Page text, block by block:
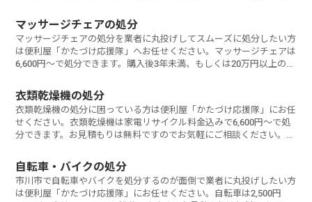
マッサージチェアの処分
マッサージチェアの処分を業者に丸投げしてスムーズに処分したい方
は便利屋「かたづけ応援隊」へお任せください。マッサージチェアは
6,600円～で処分できます。購入後3年未満、もしくは20万円以上のマ
衣類乾燥機の処分
衣類乾燥機の処分に困っている方は便利屋「かたづけ応援隊」にお任
せください。衣類乾燥機は家電リサイクル料金込みで6,600円～で処
分できます。お見積もりは無料ですのでお気軽にご相談ください。
自転車・バイクの処分
市川市で自転車やバイクを処分するのが面倒で業者に丸投げしたい方
は便利屋「かたづけ応援隊」にお任せください。自転車は2,500円